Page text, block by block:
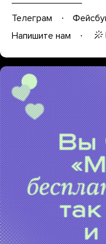
Телеграм
Напишите нам